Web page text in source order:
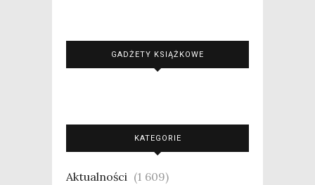
GADŻETY KSIĄŻKOWE
KATEGORIE
Aktualności (1 609)